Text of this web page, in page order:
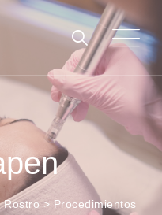
Rostro > Procedimientos